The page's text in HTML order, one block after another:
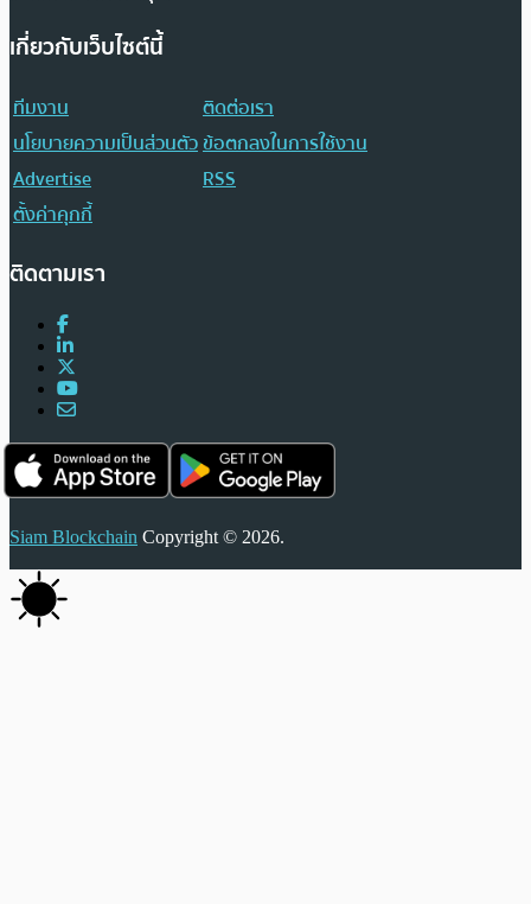
เกี่ยวกับเว็บไซต์นี้
ทีมงาน
ติดต่อเรา
นโยบายความเป็นส่วนตัวข้อตกลงในการใช้งาน
Advertise
RSS
ตั้งค่าคุกกี้
ติดตามเรา
Siam Blockchain Copyright © 2026.